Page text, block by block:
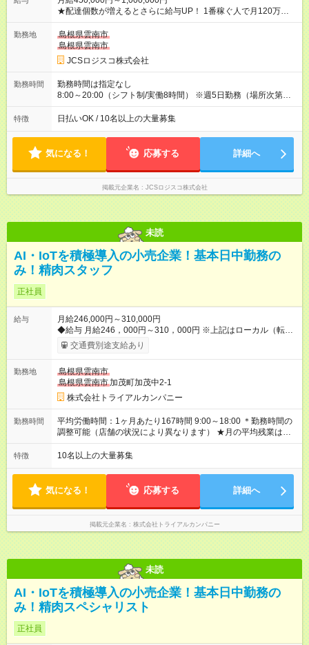
★配達個数が増えるとさらに給与UP！ 1番稼ぐ人で月120万ほ
ど！ ・主要都市エリア 月収55万円／週5日稼働 月収65万~112
万円／週6日稼働 ・地方郊外エリア 月収40万円／週5日稼働 月
収40万円~50万円／週6日稼働 ＜モデルイメージ＞ ■月収50万
円 (27歳男性/江東区在住)※元建築関係 1日150個配達×25日勤務
(日休み) ■月収80万円(43歳男性/墨田区在住)※元営業 1日200個
勤務地
島根県雲南市
島根県雲南市
JCSロジスコ株式会社
勤務時間
勤務時間は指定なし
8:00～20:00（シフト制/実働8時間） ※週5日勤務（場所次第で
は週4も有り） ※配達状況によって時間外での勤務可能性有り ※
案件により多少の前後あり ※配達が完了次第、帰社OKです
特徴 日払いOK / 10名以上の大量募集
気になる！ 応募する 詳細へ
掲載元企業名 JCSロジスコ株式会社
未読
AI・IoTを積極導入の小売企業！基本日中勤務の
み！精肉スタッフ
正社員
給与
月給246,000円～310,000円
◆給与 月給246，000円～310，000円 ※上記はローカル（転勤
なし）勤務の給与になります。 ※リージョナル勤務（ブロック
内転勤あり）：月給250，000円～ 全国勤務：月給260，000
～400，000円 【バイヤー経験がある方】 月給380，000円～ ※
当社規定の採用基準により、能力、年齢、 前職経験などを考慮
の上、決定いたします。 ※試用期間2ヶ月（賃金同一） ◆給与に
プラスしてもらえる手当・インセンティブ ◎残業手当 ◎住宅手
当 ◎通勤手当 ◎家族手当 ◎資格手当 ◎職位手当 ◎単身手当 ◎残
業手当（全額支給） ◎深夜手当 ※一部、店舗により異なります
績：月平均残業時間13.25h以下） 【試用期間】試用期間あり 試
用期間の長さ：2ヶ月 雇用形態、給与は本採用時と同じです。
交通費別途支給あり
勤務地
島根県雲南市
島根県雲南市加茂町加茂中2-1
株式会社トライアルカンパニー
勤務時間
平均労働時間：1ヶ月あたり167時間 9:00～18:00 ＊勤務時間の
調整可能（店舗の状況により異なります） ★月の平均残業は
13.25ｈ以下 ⇒業務効率化等を図り、さらに減らしていきます
◎基本は定時退社 ◎固定残業・みなし残業ナシ。残業分は1分単
務時間の調整可能（店舗の状況により異なります） ★月の平均
残業は13.25ｈ以下 ⇒業務効率化等を図り、さらに減らしてい
きます ◎基本は定時退社 ◎固定残業・みなし残業ナシ。残業分
は1分単位で支給
特徴 10名以上の大量募集
気になる！ 応募する 詳細へ
掲載元企業名 株式会社トライアルカンパニー
未読
AI・IoTを積極導入の小売企業！基本日中勤務の
み！精肉スペシャリスト
正社員